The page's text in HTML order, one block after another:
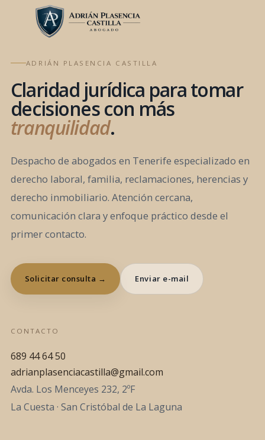
ADRIÁN PLASENCIA CASTILLA
Claridad jurídica para tomar
decisiones con más
tranquilidad.
Despacho de abogados en Tenerife especializado en
derecho laboral, familia, reclamaciones, herencias y
derecho inmobiliario. Atención cercana,
comunicación clara y enfoque práctico desde el
primer contacto.
Solicitar consulta → Enviar e-mail
CONTACTO
689 44 64 50
adrianplasenciacastilla@gmail.com
Avda. Los Menceyes 232, 2ºF
La Cuesta · San Cristóbal de La Laguna